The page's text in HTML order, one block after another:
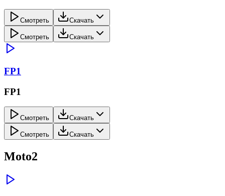
Смотреть Скачать
Смотреть Скачать
FP1
FP1
Смотреть Скачать
Смотреть Скачать
Moto2